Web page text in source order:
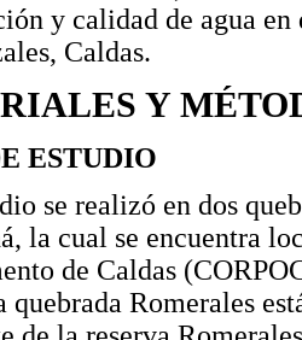
y calidad de agua
Caldas.
Y
ESTUDIO
se realizó en dos
la cual se encuentra
de Caldas
quebrada Romerales